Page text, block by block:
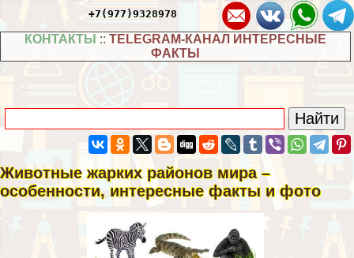
+7(977)9328978
КОНТАКТЫ :: TELEGRAM-КАНАЛ ИНТЕРЕСНЫЕ
ФАКТЫ
Животные жарких районов мира –
особенности, интересные факты и фото